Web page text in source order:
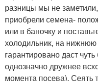
разницы мы не
приобрели семена-
или в баночку и
холодильник, на нижнюю
гарантировано даст
однозначно дружнее
момента посева). Сеять